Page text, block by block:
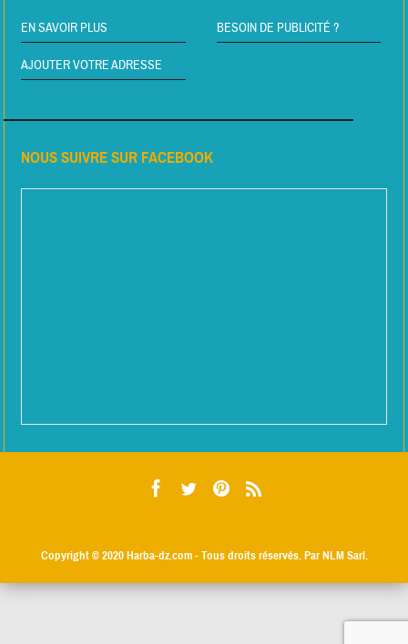
EN SAVOIR PLUS BESOIN DE PUBLICITÉ ?
AJOUTER VOTRE ADRESSE
NOUS SUIVRE SUR FACEBOOK
Copyright © 2020Harba-dz.com- Tous droits réservés. Par NLM Sarl.